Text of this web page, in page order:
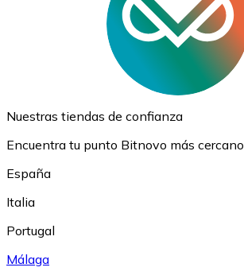
Nuestras tiendas de confianza
Encuentra tu punto Bitnovo más cercano
España
Italia
Portugal
Málaga